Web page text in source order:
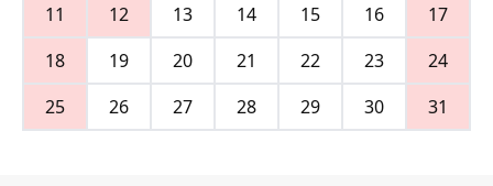
11
12 13 14 15 16
17
18
19 20 21 22 23
24
25
26 27 28 29 30 31